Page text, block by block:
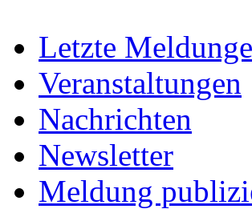
Letzte
Veranstaltungen
Nachrichten
Newsletter
Meldung